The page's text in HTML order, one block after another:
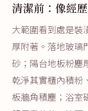
清潔前：像經
大範圍看到處是裝
厚附著。落地玻璃
砂；陽台地板粉塵
乾淨其實櫃內積粉
板牆角積塵；浴室